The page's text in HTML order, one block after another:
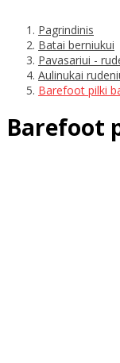
Pagrindinis
Batai berniukui
Pavasariui -
Aulinukai
Barefoot pilki
Barefoot